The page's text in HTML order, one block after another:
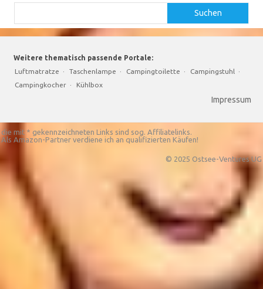
Suchen
Weitere thematisch passende Portale:
Luftmatratze · Taschenlampe · Campingtoilette · Campingstuhl ·
Campingkocher · Kühlbox
Impressum
die mit * gekennzeichneten Links sind sog. Affiliatelinks.
Als Amazon-Partner verdiene ich an qualifizierten Käufen!
© 2025 Ostsee-Ventures UG